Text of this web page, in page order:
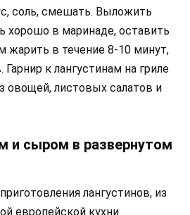
соль, смешать. Выложить
хорошо в маринаде, оставить
жарить в течение 8-10 минут,
к лангустинам на гриле
овощей, листовых салатов и
и сыром в развернутом
лангустинов, из
европейской кухни.